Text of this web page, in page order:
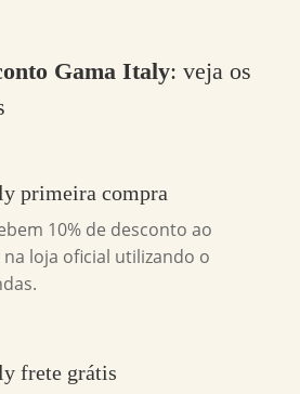
Gama Italy: veja os
primeira compra
10% de desconto ao
loja oficial utilizando o
frete grátis